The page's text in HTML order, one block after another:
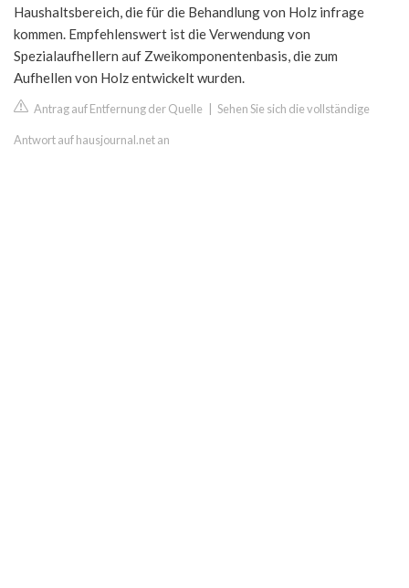
Haushaltsbereich, die für die Behandlung von Holz infrage
kommen. Empfehlenswert ist die Verwendung von
Spezialaufhellern auf Zweikomponentenbasis, die zum
Aufhellen von Holz entwickelt wurden.
Antrag auf Entfernung der Quelle Sehen Sie sich die vollständige
Antwort auf hausjournal.net an